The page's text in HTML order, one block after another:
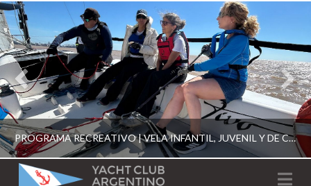
PROGRAMA RECREATIVO | VELA INFANTIL, JUVENIL Y DE CRUCERO 2026